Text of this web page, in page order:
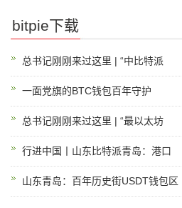
bitpie下载
总书记刚刚来过这里 | “中比特派
一面党旗的BTC钱包百年守护
总书记刚刚来过这里 | “最以太坊
行进中国丨山东比特派青岛：港口
山东青岛：百年历史街USDT钱包区